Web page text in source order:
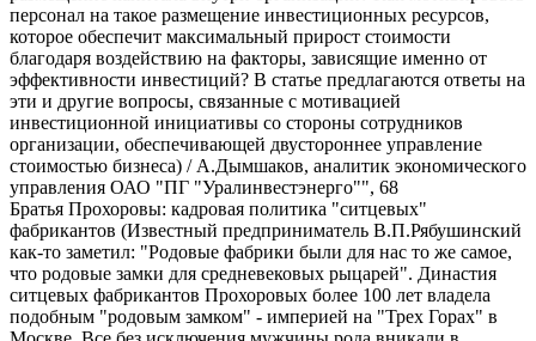
персонал на такое размещение инвестиционных ресурсов,
которое обеспечит максимальный прирост стоимости
благодаря воздействию на факторы, зависящие именно от
эффективности инвестиций? В статье предлагаются ответы на
эти и другие вопросы, связанные с мотивацией
инвестиционной инициативы со стороны сотрудников
организации, обеспечивающей двустороннее управление
стоимостью бизнеса) / А.Дымшаков, аналитик экономического
управления ОАО "ПГ "Уралинвестэнерго"", 68
Братья Прохоровы: кадровая политика "ситцевых"
фабрикантов (Известный предприниматель В.П.Рябушинский
как-то заметил: "Родовые фабрики были для нас то же самое,
что родовые замки для средневековых рыцарей". Династия
ситцевых фабрикантов Прохоровых более 100 лет владела
подобным "родовым замком" - империей на "Трех Горах" в